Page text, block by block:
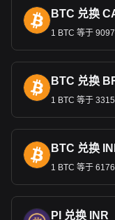
BTC 兑换
1 BTC 等于
BTC 兑换
1 BTC 等于
BTC 兑换
1 BTC 等于
PI 兑换 INR